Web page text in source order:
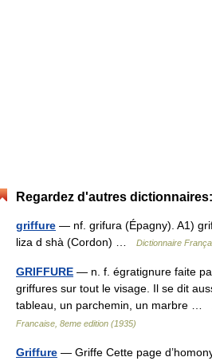
Regardez d'autres dictionnaires:
griffure — nf. grifura (Épagny). A1)
liza d shà (Cordon) …
Dictionnaire
GRIFFURE — n. f. égratignure faite
griffures sur tout le visage. Il se dit
tableau, un parchemin, un marbre …
Francaise, 8eme edition (1935)
Griffure — Griffe Cette page